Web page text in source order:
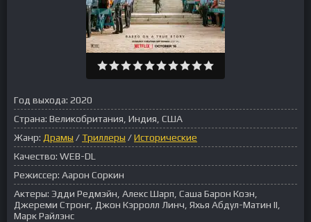
Год выхода: 2020
Страна: Великобритания, Индия, США
Жанр: Драмы /Триллеры /Исторические
Качество: WEB-DL
Режиссер: Аарон Соркин
Актеры: Эдди Редмэйн, Алекс Шарп, Саша Барон Коэн,
Джереми Стронг, Джон Кэрролл Линч, Яхья Абдул-Матин II,
Марк Райлэнс